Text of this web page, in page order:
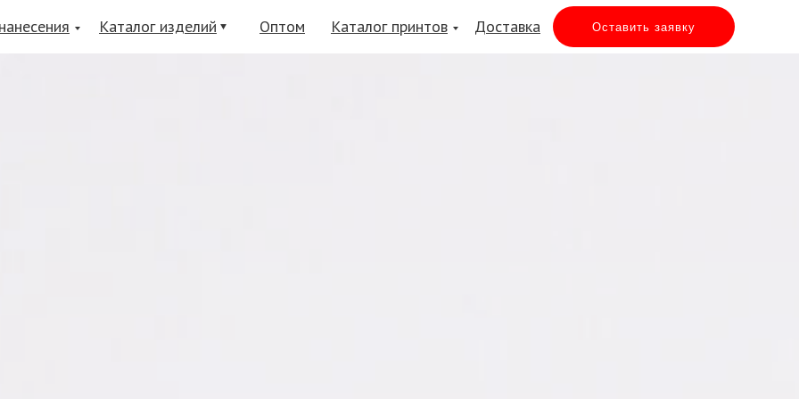
Оставить заявку
Оптом Каталог принтов Доставка
Каталог изделий